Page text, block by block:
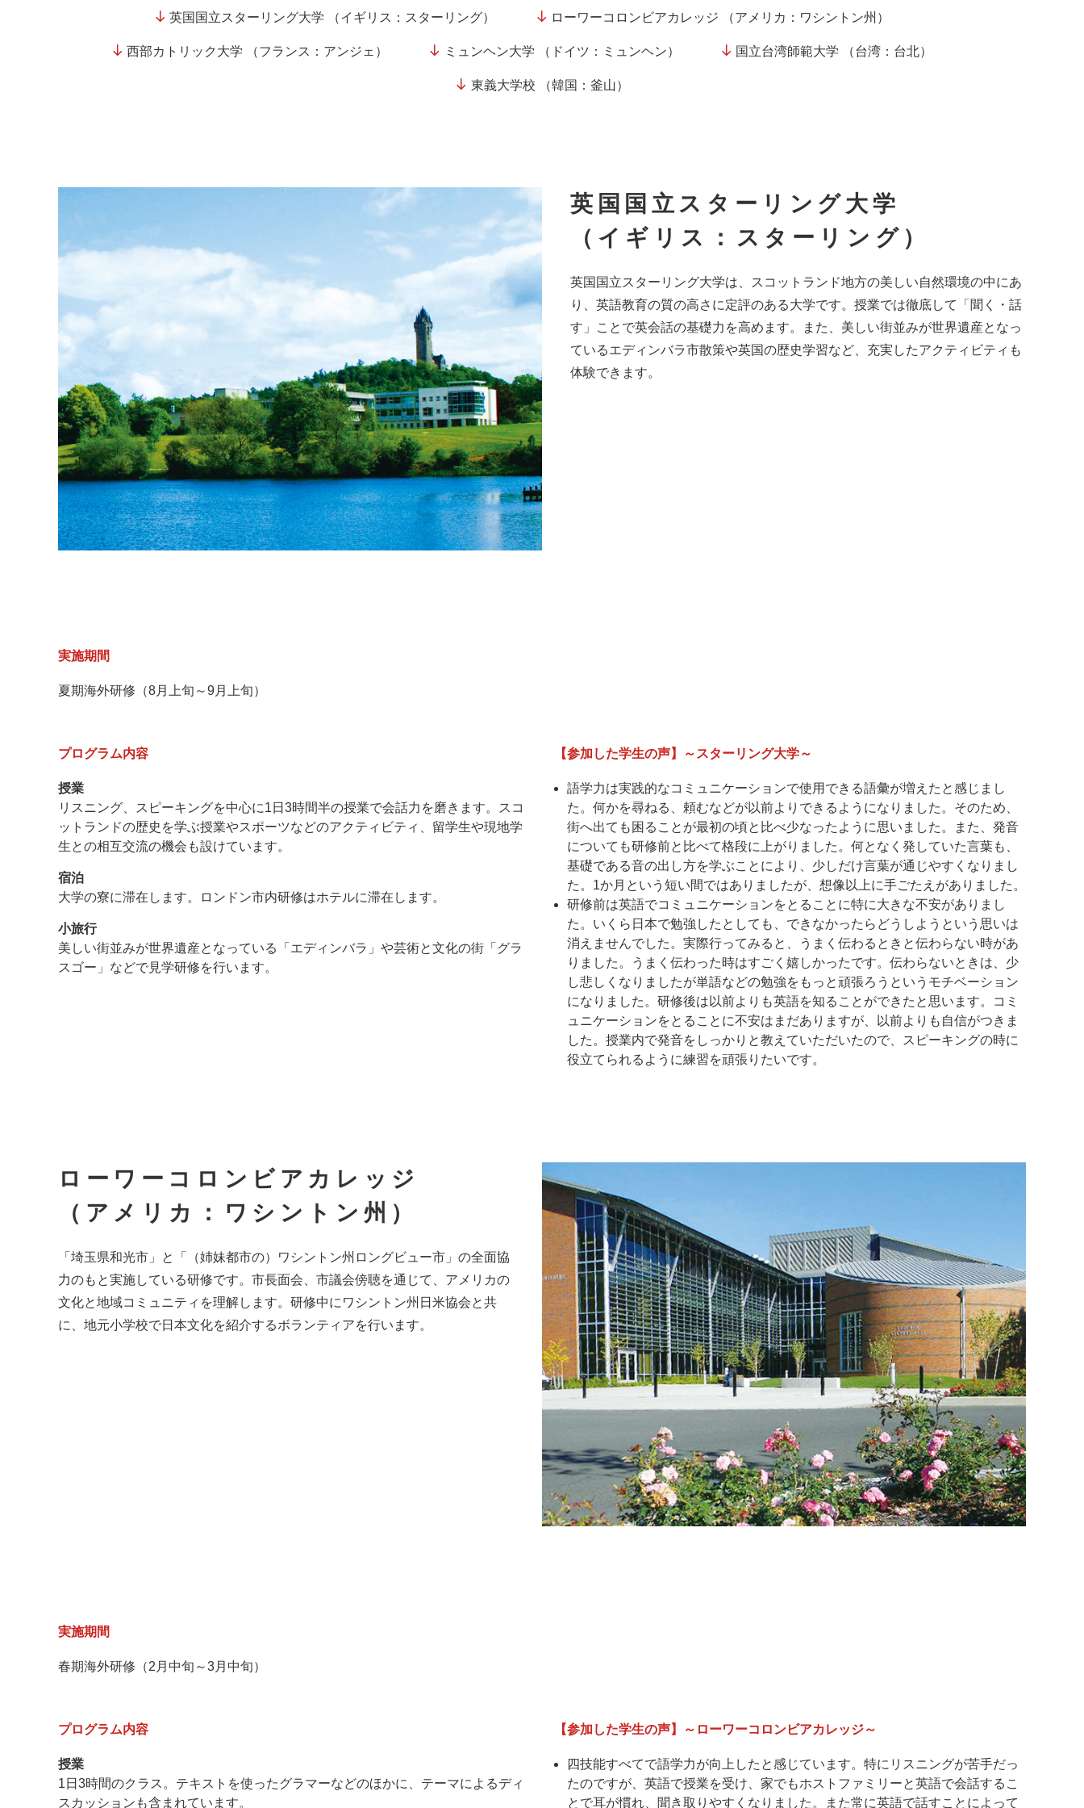
英国国立スターリング大学 （イギリス：スターリング） ローワーコロンビアカレッジ （アメリカ：ワシントン州）
西部カトリック大学 （フランス：アンジェ） ミュンヘン大学 （ドイツ：ミュンヘン） 国立台湾師範大学 （台湾：台北）
東義大学校 （韓国：釜山）
英国国立スターリング大学
（イギリス：スターリング）
英国国立スターリング大学は、スコットランド地方の美しい自然環境の中にあ
り、英語教育の質の高さに定評のある大学です。授業では徹底して「聞く・話
す」ことで英会話の基礎力を高めます。また、美しい街並みが世界遺産となっ
ているエディンバラ市散策や英国の歴史学習など、充実したアクティビティも
体験できます。
実施期間
夏期海外研修（8月上旬～9月上旬）
プログラム内容
授業
リスニング、スピーキングを中心に1日3時間半の授業で会話力を磨きます。スコ
ットランドの歴史を学ぶ授業やスポーツなどのアクティビティ、留学生や現地学
生との相互交流の機会も設けています。
宿泊
大学の寮に滞在します。ロンドン市内研修はホテルに滞在します。
小旅行
美しい街並みが世界遺産となっている「エディンバラ」や芸術と文化の街「グラ
スゴー」などで見学研修を行います。
【参加した学生の声】～スターリング大学～
語学力は実践的なコミュニケーションで使用できる語彙が増えたと感じまし
た。何かを尋ねる、頼むなどが以前よりできるようになりました。そのため、
街へ出ても困ることが最初の頃と比べ少なったように思いました。また、発音
についても研修前と比べて格段に上がりました。何となく発していた言葉も、
基礎である音の出し方を学ぶことにより、少しだけ言葉が通じやすくなりまし
た。1か月という短い間ではありましたが、想像以上に手ごたえがありました。
研修前は英語でコミュニケーションをとることに特に大きな不安がありまし
た。いくら日本で勉強したとしても、できなかったらどうしようという思いは
消えませんでした。実際行ってみると、うまく伝わるときと伝わらない時があ
りました。うまく伝わった時はすごく嬉しかったです。伝わらないときは、少
し悲しくなりましたが単語などの勉強をもっと頑張ろうというモチベーション
になりました。研修後は以前よりも英語を知ることができたと思います。コミ
ュニケーションをとることに不安はまだありますが、以前よりも自信がつきま
した。授業内で発音をしっかりと教えていただいたので、スピーキングの時に
役立てられるように練習を頑張りたいです。
ローワーコロンビアカレッジ
（アメリカ：ワシントン州）
「埼玉県和光市」と「（姉妹都市の）ワシントン州ロングビュー市」の全面協
力のもと実施している研修です。市長面会、市議会傍聴を通じて、アメリカの
文化と地域コミュニティを理解します。研修中にワシントン州日米協会と共
に、地元小学校で日本文化を紹介するボランティアを行います。
実施期間
春期海外研修（2月中旬～3月中旬）
プログラム内容
授業
1日3時間のクラス。テキストを使ったグラマーなどのほかに、テーマによるディ
スカッションも含まれています。
【参加した学生の声】～ローワーコロンビアカレッジ～
四技能すべてで語学力が向上したと感じています。特にリスニングが苦手だっ
たのですが、英語で授業を受け、家でもホストファミリーと英語で会話するこ
とで耳が慣れ、聞き取りやすくなりました。また常に英語で話すことによって